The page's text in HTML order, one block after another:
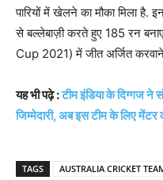
पारियों में खेलने का मौका मिला है.
से बल्लेबाज़ी करते हुए 185 रन
Cup 2021) में जीत अर्जित करवाने
यह भी पढ़े :टीम इंडिया के दिग्गज ने
जिम्मेदारी, अब इस टीम के लिए
TAGS AUSTRALIA CRICKET